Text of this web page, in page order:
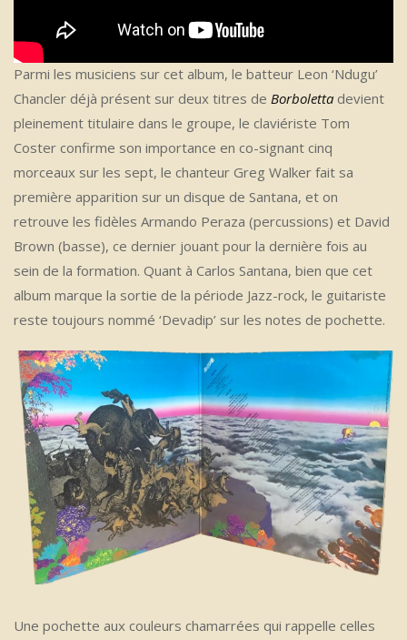
Parmi les musiciens sur cet album, le batteur Leon ‘Ndugu’
Chancler déjà présent sur deux titres de Borboletta devient
pleinement titulaire dans le groupe, le claviériste Tom
Coster confirme son importance en co-signant cinq
morceaux sur les sept, le chanteur Greg Walker fait sa
première apparition sur un disque de Santana, et on
retrouve les fidèles Armando Peraza (percussions) et David
Brown (basse), ce dernier jouant pour la dernière fois au
sein de la formation. Quant à Carlos Santana, bien que cet
album marque la sortie de la période Jazz-rock, le guitariste
reste toujours nommé ‘Devadip’ sur les notes de pochette.
Une pochette aux couleurs chamarrées qui rappelle celles